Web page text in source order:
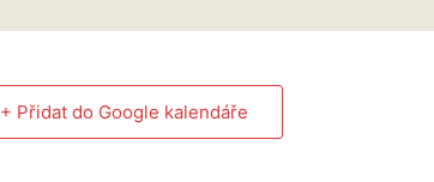
+ Přidat do Google kalendáře